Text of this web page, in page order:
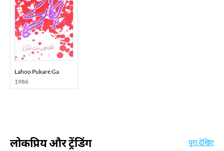
Lahoo Pukare Ga
1986
लोकप्रिय और ट्रेंडिंग पूरा देखिए